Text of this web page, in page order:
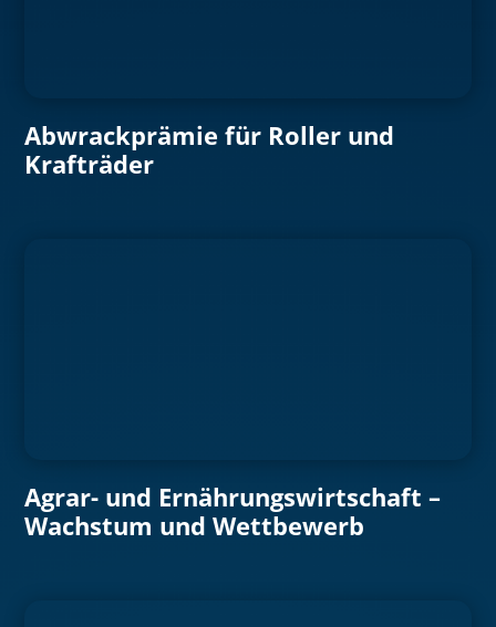
Abwrackprämie für Roller und
Krafträder
Agrar- und Ernährungswirtschaft –
Wachstum und Wettbewerb